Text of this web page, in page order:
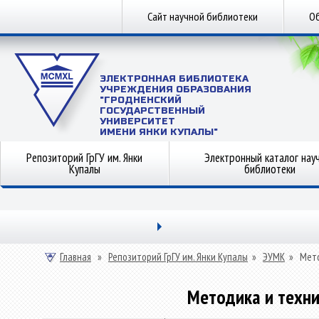
Сайт научной библиотеки
ЭЛЕКТРОННАЯ БИБЛИОТЕКА
УЧРЕЖДЕНИЯ ОБРАЗОВАНИЯ
"ГРОДНЕНСКИЙ
ГОСУДАРСТВЕННЫЙ
УНИВЕРСИТЕТ
ИМЕНИ ЯНКИ КУПАЛЫ"
Репозиторий ГрГУ им. Янки
Купалы
Электронный каталог
библиотеки
Главная » Репозиторий ГрГУ им. Янки Купалы » ЭУМК »
Методика и